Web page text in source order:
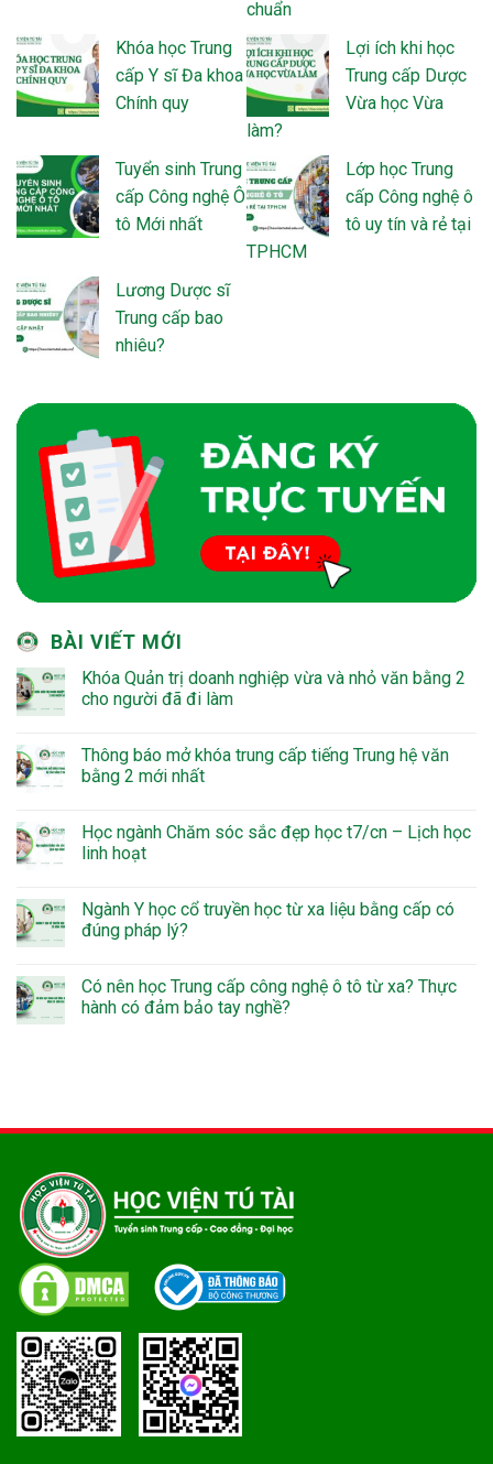
chuẩn
Khóa học Trung
cấp Y sĩ Đa khoa
Chính quy
Lợi ích khi học
Trung cấp Dược
Vừa học Vừa
làm?
Tuyển sinh Trung
cấp Công nghệ Ô
tô Mới nhất
Lớp học Trung
cấp Công nghệ ô
tô uy tín và rẻ tại
TPHCM
Lương Dược sĩ
Trung cấp bao
nhiêu?
BÀI VIẾT MỚI
Khóa Quản trị doanh nghiệp vừa và nhỏ văn bằng 2
cho người đã đi làm
Thông báo mở khóa trung cấp tiếng Trung hệ văn
bằng 2 mới nhất
Học ngành Chăm sóc sắc đẹp học t7/cn – Lịch học
linh hoạt
Ngành Y học cổ truyền học từ xa liệu bằng cấp có
đúng pháp lý?
Có nên học Trung cấp công nghệ ô tô từ xa? Thực
hành có đảm bảo tay nghề?